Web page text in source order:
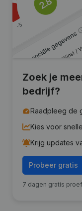
Zoek je
bedrijf?
Raadpleeg de
Kies voor
Krijg updates
Probeer gratis
7 dagen gratis